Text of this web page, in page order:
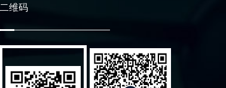
二维码